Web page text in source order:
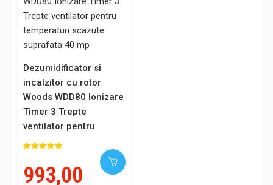
Dezumidificator si
incalzitor cu rotor
Woods WDD80 Ionizare
Timer 3 Trepte
ventilator pentru
temperaturi scazute
993,00